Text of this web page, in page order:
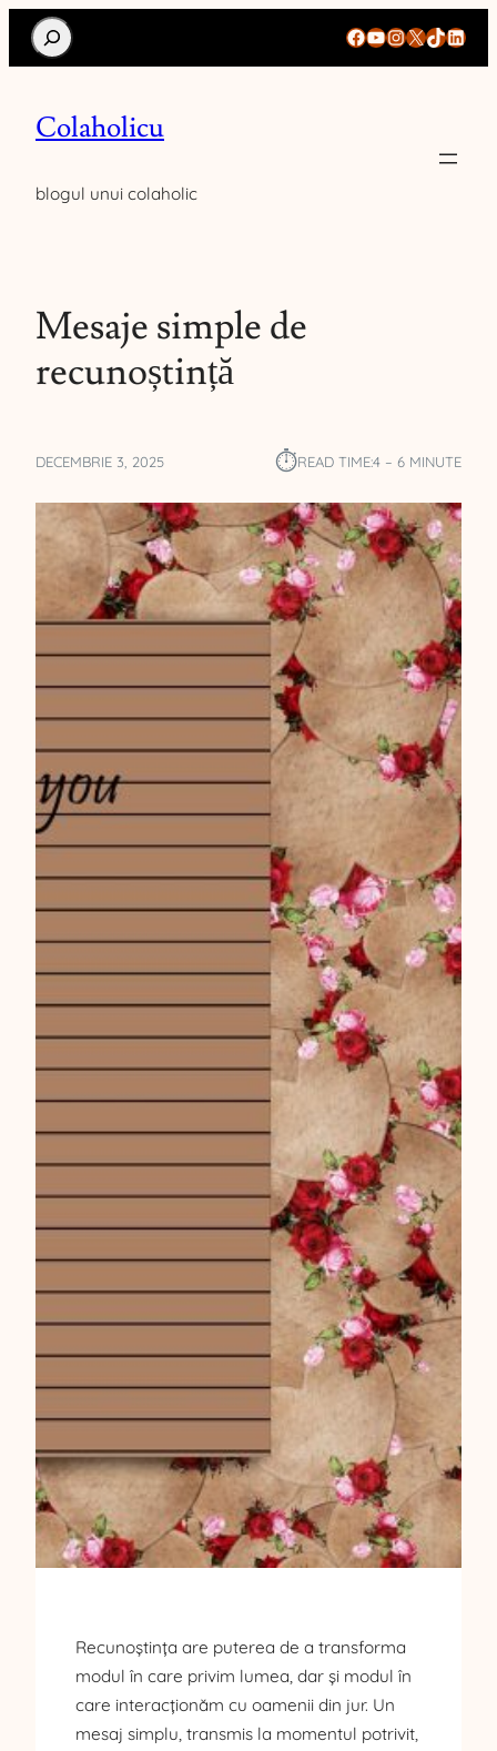
Search Facebook
YouTube
Instagram
X TikTok
Colaholicu
blogul unui colaholic
Mesaje simple de
recunoștință
DECEMBRIE 3, 2025 ⏱︎READ TIME:4 – 6 MINUTE
Recunoștința are puterea de a transforma
modul în care privim lumea, dar și modul în
care interacționăm cu oamenii din jur. Un
mesaj simplu, transmis la momentul potrivit,